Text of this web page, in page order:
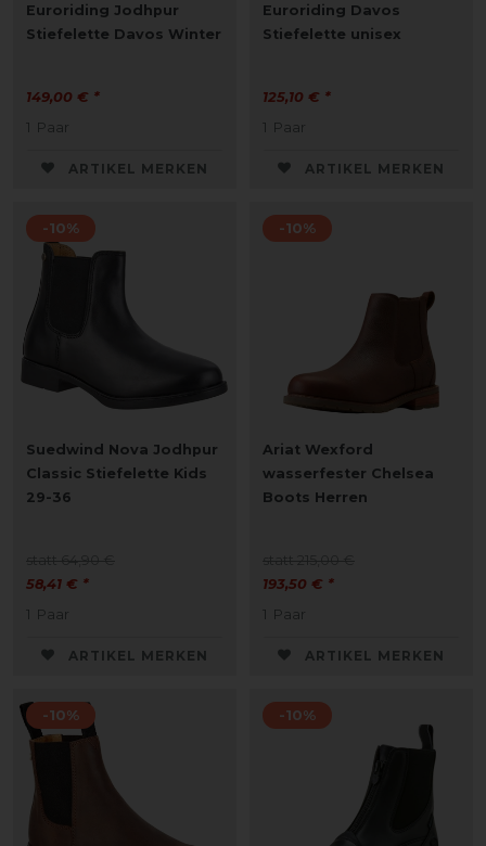
Euroriding Jodhpur
Stiefelette Davos Winter
149,00 € *
1 Paar
ARTIKEL MERKEN
Euroriding Davos
Stiefelette unisex
125,10 € *
1 Paar
ARTIKEL MERKEN
-10%
Suedwind Nova Jodhpur
Classic Stiefelette Kids
29-36
58,41 € *
1 Paar
ARTIKEL MERKEN
-10%
Ariat Wexford
wasserfester Chelsea
Boots Herren
193,50 € *
1 Paar
ARTIKEL MERKEN
-10% -10%